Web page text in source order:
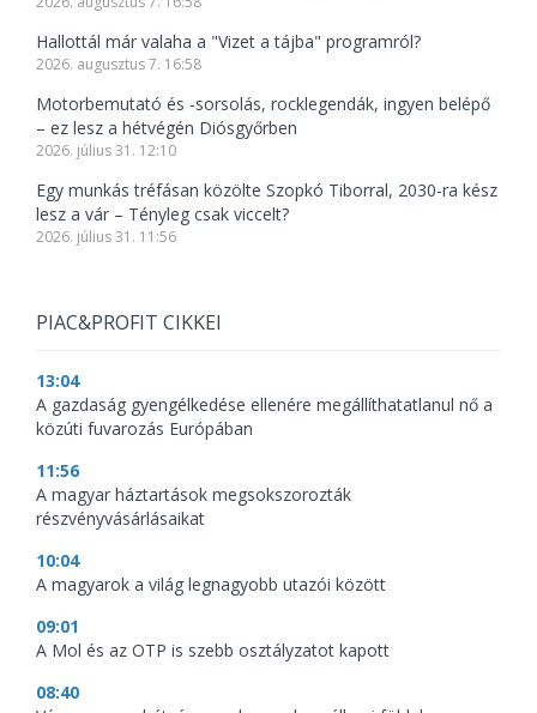
Hallottál már valaha a "Vizet a tájba" programról?
2026. augusztus 7. 16:58
Motorbemutató és -sorsolás, rocklegendák, ingyen belépő
– ez lesz a hétvégén Diósgyőrben
2026. július 31. 12:10
Egy munkás tréfásan közölte Szopkó Tiborral, 2030-ra kész
lesz a vár – Tényleg csak viccelt?
2026. július 31. 11:56
PIAC&PROFIT CIKKEI
13:04
A gazdaság gyengélkedése ellenére megállíthatatlanul nő a
közúti fuvarozás Európában
11:56
A magyar háztartások megsokszorozták
részvényvásárlásaikat
10:04
A magyarok a világ legnagyobb utazói között
09:01
A Mol és az OTP is szebb osztályzatot kapott
08:40